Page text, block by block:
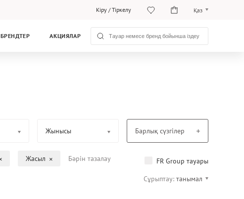
Кіру /Тіркелу Қаз
Қаз
БРЕНДТЕР АКЦИЯЛАР
Жынысы Барлық сүзгілер
Жасыл Бәрін тазалау
FR Group тауары
Сұрыптау: танымал